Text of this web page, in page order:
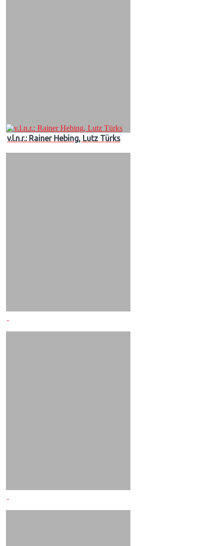
v.l.n.r.: Rainer Hebing, Lutz Türks